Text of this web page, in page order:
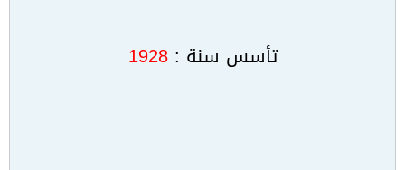
تأسس سنة :1928